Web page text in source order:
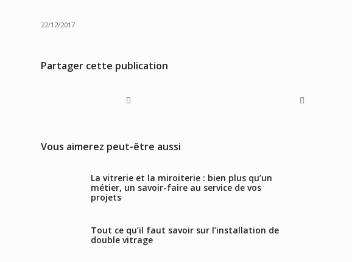
22/12/2017
Partager cette publication
Vous aimerez peut-être aussi
La vitrerie et la miroiterie : bien plus qu’un
métier, un savoir-faire au service de vos
projets
Tout ce qu’il faut savoir sur l’installation de
double vitrage